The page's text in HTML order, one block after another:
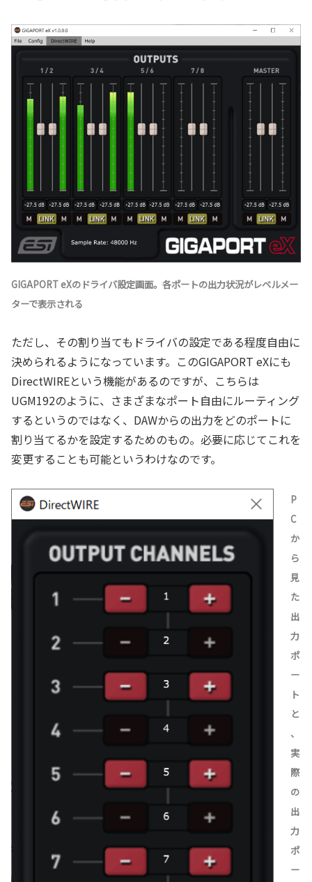
GIGAPORT eXのドライバ設定画面。各ポートの出力状況がレベルメー
ターで表示される
ただし、その割り当てもドライバの設定である程度自由に
決められるようになっています。このGIGAPORT eXにも
DirectWIREという機能があるのですが、こちらは
UGM192のように、さまざまなポート自由にルーティング
するというのではなく、DAWからの出力をどのポートに
割り当てるかを設定するためのもの。必要に応じてこれを
変更することも可能というわけなのです。
P
C
か
ら
見
た
出
力
ポ
ー
ト
と
、
実
際
の
出
力
ポ
ー